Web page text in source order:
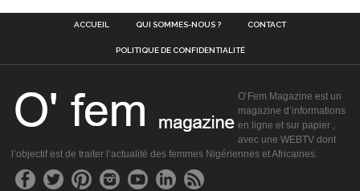
ACCUEIL QUI SOMMES-NOUS ? CONTACT
POLITIQUE DE CONFIDENTIALITÉ
O’Fem Magazine est un
magazine d’informations
en ligne et sur papier ,
avec une WEBTV dont
l’objectif est de traiter l’actualité des femmes Nigériennes et Africaines.